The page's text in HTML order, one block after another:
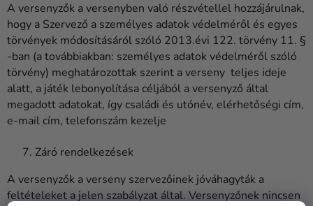
A versenyzők a versenyben való részvétellel hozzájárulnak,
hogy a Szervező a személyes adatok védelméről és egyes
törvények módosításáról szóló 2013.évi 122. törvény 11. §
-ban (a továbbiakban: személyes adatok védelméről szóló
törvény) meghatározottak szerint a verseny teljes ideje
alatt, a játék lebonyolítása céljából a versenyző által
megadott adatokat, így családi és utónév, elérhetőségi cím,
e-mail cím, telefonszám kezelje
Záró rendelkezések
A versenyzők a verseny szervezőinek jóváhagyták a
feltételeket a jelen szabályzat által. Versenyzőnek nincsen